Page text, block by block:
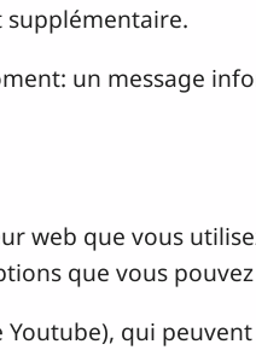
supplémentaire.
un message
web que vous
que vous
qui